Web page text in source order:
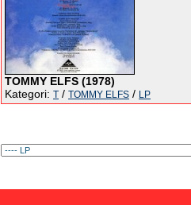
TOMMY ELFS (1978)
Kategori: T / TOMMY ELFS / LP